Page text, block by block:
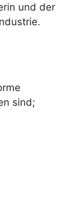
und der
sind;